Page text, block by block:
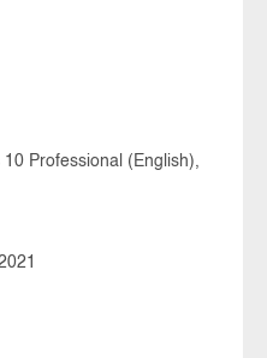
10 Professional (English),